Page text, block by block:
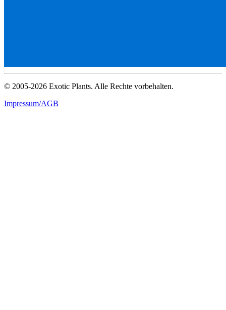
© 2005-2026 Exotic Plants. Alle Rechte vorbehalten.
Impressum/AGB